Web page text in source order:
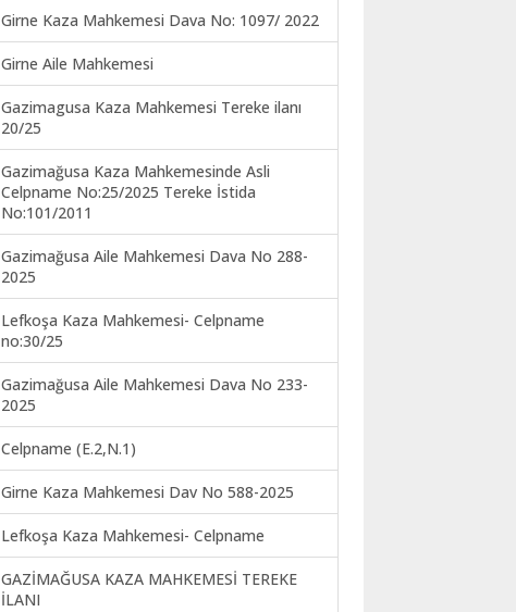
Girne Kaza Mahkemesi Dava No: 1097/ 2022
Girne Aile Mahkemesi
Gazimagusa Kaza Mahkemesi Tereke ilanı
20/25
Gazimağusa Kaza Mahkemesinde Asli
Celpname No:25/2025 Tereke İstida
No:101/2011
Gazimağusa Aile Mahkemesi Dava No 288-
2025
Lefkoşa Kaza Mahkemesi- Celpname
no:30/25
Gazimağusa Aile Mahkemesi Dava No 233-
2025
Celpname (E.2,N.1)
Girne Kaza Mahkemesi Dav No 588-2025
Lefkoşa Kaza Mahkemesi- Celpname
GAZİMAĞUSA KAZA MAHKEMESİ TEREKE
İLANI